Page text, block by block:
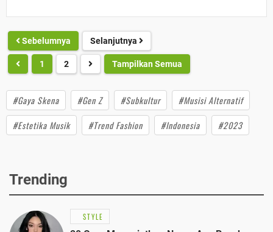
Sebelumnya Selanjutnya
1 2 Tampilkan Semua
#Gaya Skena #Gen Z #Subkultur
#Musisi Alternatif
#Estetika Musik
#Trend Fashion #Indonesia #2023
Trending
STYLE